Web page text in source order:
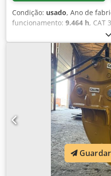
Condição: usado, Ano de
funcionamento: 9.464 h, CAT
fabricação: 2005 Horas: 9464
CV: 297 / 404 Peso: 73.340
com 3 garras Balde: 4,00m³
2.480 mm Dsdswlimqopfx
mm Equipamento: Sistema
condicionado rádio Máquina
técnicas e visuais, disponível